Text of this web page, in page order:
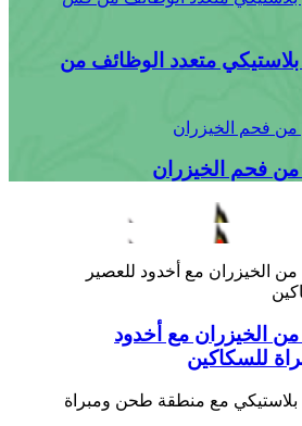
متعدد الوظائف من
فحم الخيزران
الخيزران مع أخدود
للسكاكين